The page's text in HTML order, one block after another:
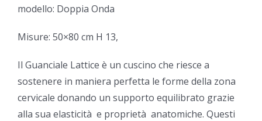
modello: Doppia Onda
Misure: 50×80 cm H 13,
Il Guanciale Lattice è un cuscino che riesce a
sostenere in maniera perfetta le forme della zona
cervicale donando un supporto equilibrato grazie
alla sua elasticità e proprietà anatomiche. Questi